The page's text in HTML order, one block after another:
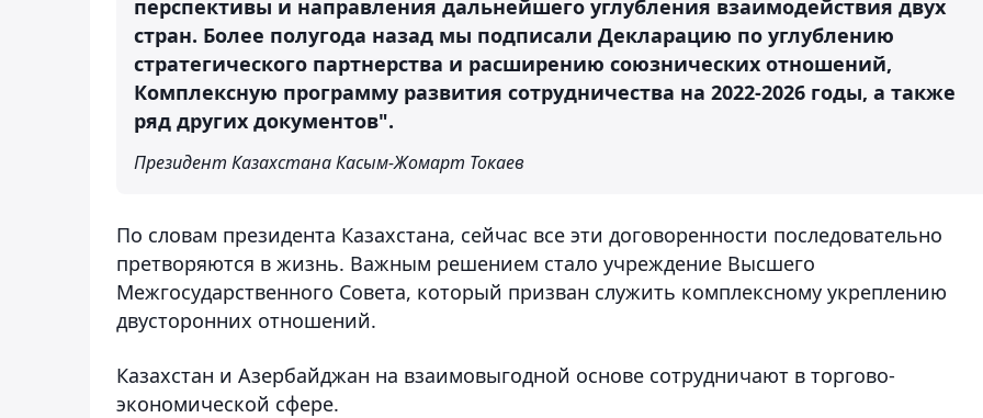
перспективы и направления дальнейшего углубления взаимодействия двух
стран. Более полугода назад мы подписали Декларацию по углублению
стратегического партнерства и расширению союзнических отношений,
Комплексную программу развития сотрудничества на 2022-2026 годы, а также
ряд других документов".
Президент Казахстана Касым-Жомарт Токаев
По словам президента Казахстана, сейчас все эти договоренности последовательно
претворяются в жизнь. Важным решением стало учреждение Высшего
Межгосударственного Совета, который призван служить комплексному укреплению
двусторонних отношений.
Казахстан и Азербайджан на взаимовыгодной основе сотрудничают в торгово-
экономической сфере.